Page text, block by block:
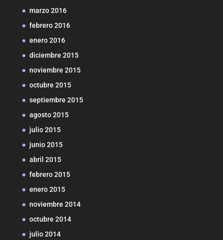
marzo 2016
febrero 2016
enero 2016
diciembre 2015
noviembre 2015
octubre 2015
septiembre 2015
agosto 2015
julio 2015
junio 2015
abril 2015
febrero 2015
enero 2015
noviembre 2014
octubre 2014
julio 2014